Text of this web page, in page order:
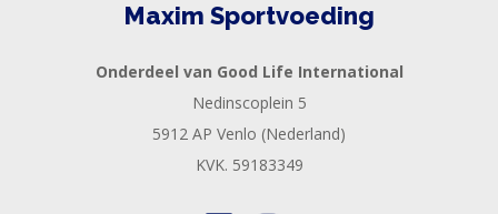
Maxim Sportvoeding
Onderdeel van Good Life International
Nedinscoplein 5
5912 AP Venlo (Nederland)
KVK. 59183349